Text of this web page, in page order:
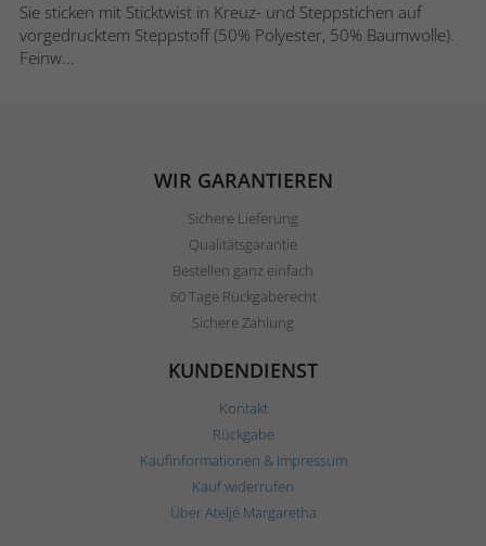
Sie sticken mit Sticktwist in Kreuz- und Steppstichen auf
vorgedrucktem Steppstoff (50% Polyester, 50% Baumwolle).
Feinw...
WIR GARANTIEREN
Sichere Lieferung
Qualitätsgarantie
Bestellen ganz einfach
60 Tage Rückgaberecht
Sichere Zahlung
KUNDENDIENST
Kontakt
Rückgabe
Kaufinformationen & Impressum
Kauf widerrufen
Über Ateljé Margaretha